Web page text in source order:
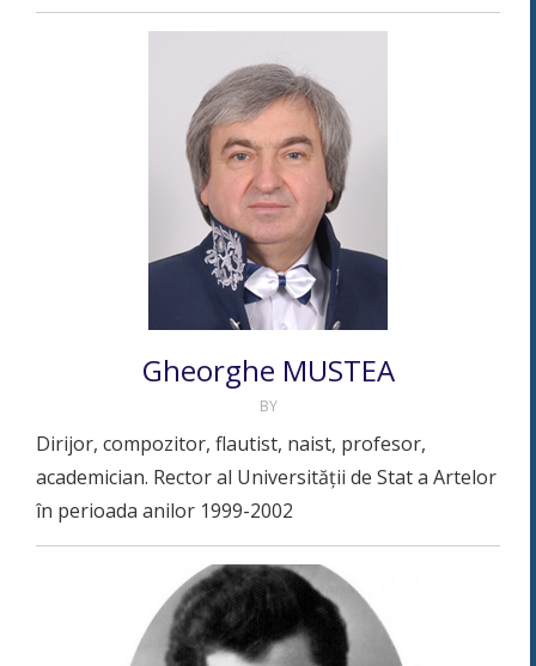
Gheorghe MUSTEA
BY
Dirijor, compozitor, flautist, naist, profesor,
academician. Rector al Universității de Stat a Artelor
în perioada anilor 1999-2002